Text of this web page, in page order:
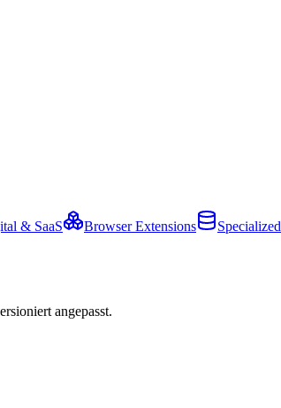
& SaaS Browser Extensions Specialized
angepasst.